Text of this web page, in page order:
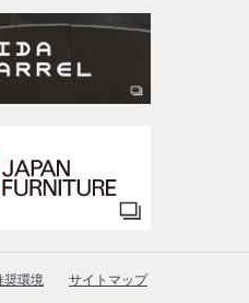
奨環境 サイトマップ